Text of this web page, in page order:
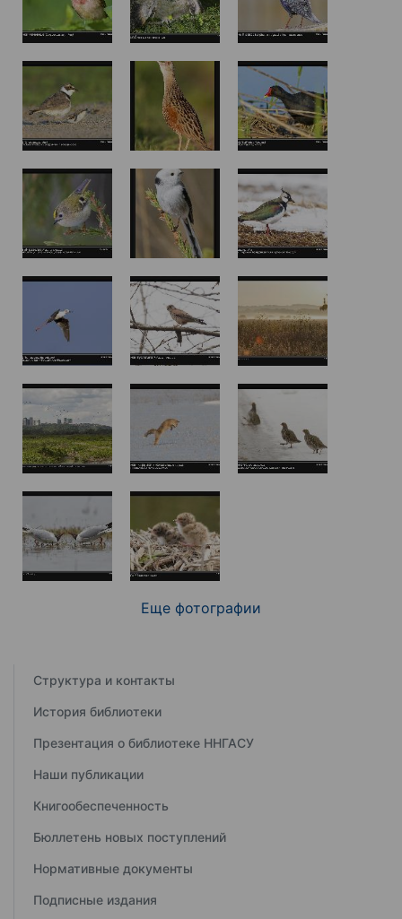
Еще фотографии
Структура и контакты
История библиотеки
Презентация о библиотеке ННГАСУ
Наши публикации
Книгообеспеченность
Бюллетень новых поступлений
Нормативные документы
Подписные издания